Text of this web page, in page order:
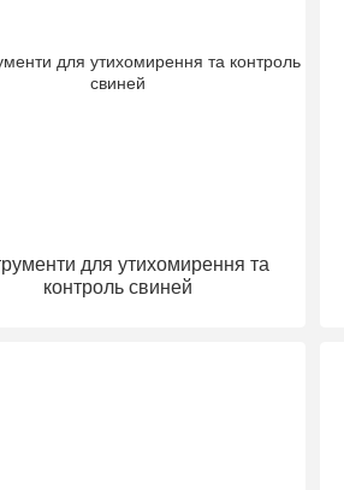
для утихомирення та
контроль свиней